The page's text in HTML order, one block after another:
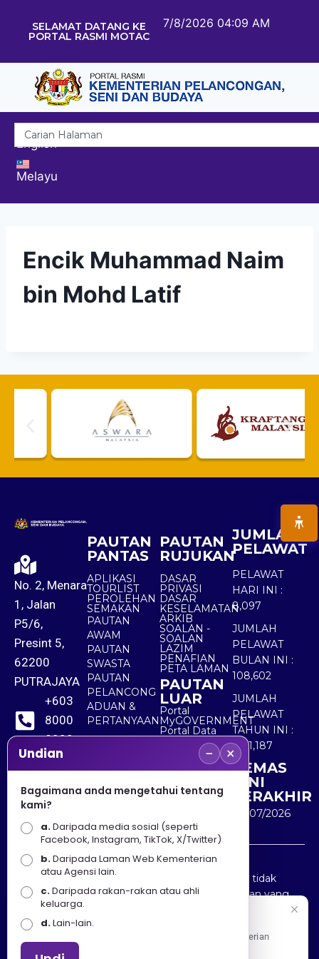
SELAMAT DATANG KE
PORTAL RASMI MOTAC
7/8/2026 04:09 AM
English
Melayu
Encik Muhammad Naim
bin Mohd Latif
No. 2, Menara
1, Jalan
P5/6,
Presint 5,
62200
PUTRAJAYA
+603
8000
8000
+603
8891
7100
PAUTAN
PANTAS
APLIKASI
TOURLIST
PEROLEHAN
SEMAKAN
PAUTAN
AWAM
PAUTAN
SWASTA
PAUTAN
PELANCONG
ADUAN &
PERTANYAAN
PAUTAN
RUJUKAN
DASAR
PRIVASI
DASAR
KESELAMATAN
ARKIB
SOALAN -
SOALAN
LAZIM
PENAFIAN
PETA LAMAN
PAUTAN
LUAR
Portal
MyGOVERNMENT
Portal Data
Terbuka
Sektor Awam
JUMLAH
PELAWAT
PELAWAT
HARI INI :
8,097
JUMLAH
PELAWAT
BULAN INI :
108,602
JUMLAH
PELAWAT
TAHUN INI :
5,511,187
KEMAS
KINI
TERAKHIR
30/07/2026
Penafian : Kerajaan Malaysia dan Kementerian
Pelancongan Seni dan Budaya (MOTAC) adalah tidak
bertanggungjawab atas kehilangan atau kerugian yang
disebabkan oleh penggunaan mana-mana maklumat
yang diperolehi dari portal ini.
Undian − ×
Bagaimana anda mengetahui tentang
kami?
a.Daripada media sosial (seperti
Facebook, Instagram, TikTok, X/Twitter)
b.Daripada Laman Web Kementerian
atau Agensi lain.
c.Daripada rakan-rakan atau ahli
keluarga.
d.Lain-lain.
Apa Khabar! Selamat datang ke Portal Rasmi Kementerian
Pelancongan, Seni dan Budaya